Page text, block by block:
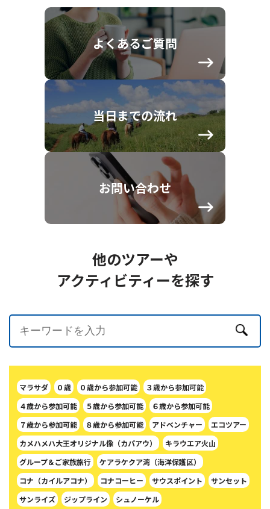
よくあるご質問
当日までの流れ
お問い合わせ
他のツアーや
アクティビティーを探す
マラサダ ０歳 ０歳から参加可能
３歳から参加可能
４歳から参加可能
５歳から参加可能
６歳から参加可能
７歳から参加可能
８歳から参加可能 アドベンチャー
エコツアー
カメハメハ大王オリジナル像（カパアウ）
キラウエア火山
グループ＆ご家族旅行
ケアラケクア湾（海洋保護区）
コナ（カイルアコナ）
コナコーヒー サウスポイント
サンセット
サンライズ
ジップライン
シュノーケル